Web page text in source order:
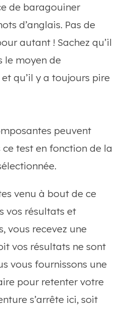
de baragouiner
d’anglais. Pas de
autant ! Sachez qu’il
le moyen de
et qu’il y a toujours pire
peuvent
ce test en fonction de la
venu à bout de ce
vos résultats et
vous recevez une
vos résultats ne sont
vous fournissons une
pour retenter votre
s’arrête ici, soit